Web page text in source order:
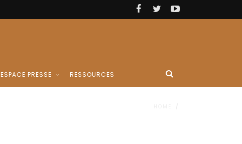
ESPACE PRESSE RESSOURCES